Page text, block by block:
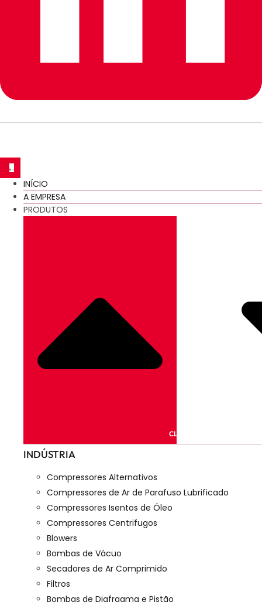
INÍCIO
A EMPRESA
PRODUTOS
CLOSE PRODUTOS
INDÚSTRIA
Compressores Alternativos
Compressores de Ar de Parafuso Lubrificado
Compressores Isentos de Óleo
Compressores Centrifugos
Blowers
Bombas de Vácuo
Secadores de Ar Comprimido
Filtros
Bombas de Diafragma e Pistão